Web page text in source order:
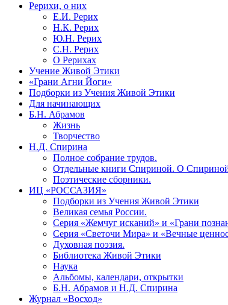
Рерихи, о них
Е.И. Рерих
Н.К. Рерих
Ю.Н. Рерих
С.Н. Рерих
О Рерихах
Учение Живой Этики
«Грани Агни Йоги»
Подборки из Учения Живой Этики
Для начинающих
Б.Н. Абрамов
Жизнь
Творчество
Н.Д. Спирина
Полное собрание трудов.
Отдельные книги Спириной. О
Поэтические сборники.
ИЦ «РОССАЗИЯ»
Подборки из Учения Живой Этики
Великая семья России.
Серия «Жемчуг исканий» и «Грани
Серия «Светочи Мира» и «Вечные
Духовная поэзия.
Библиотека Живой Этики
Наука
Альбомы, календари, открытки
Б.Н. Абрамов и Н.Д. Спирина
Журнал «Восход»